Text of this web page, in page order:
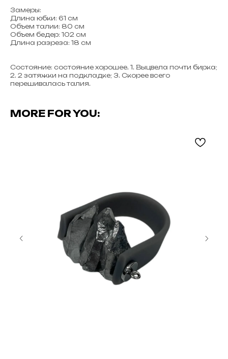
Замеры:
Длина юбки: 61 см
Объем талии: 80 см
Объем бедер: 102 см
Длина разреза: 18 см
Состояние: состояние хорошее. 1. Выцвела почти бирка;
2. 2 затяжки на подкладке; 3. Скорее всего
перешивалась талия.
MORE FOR YOU: